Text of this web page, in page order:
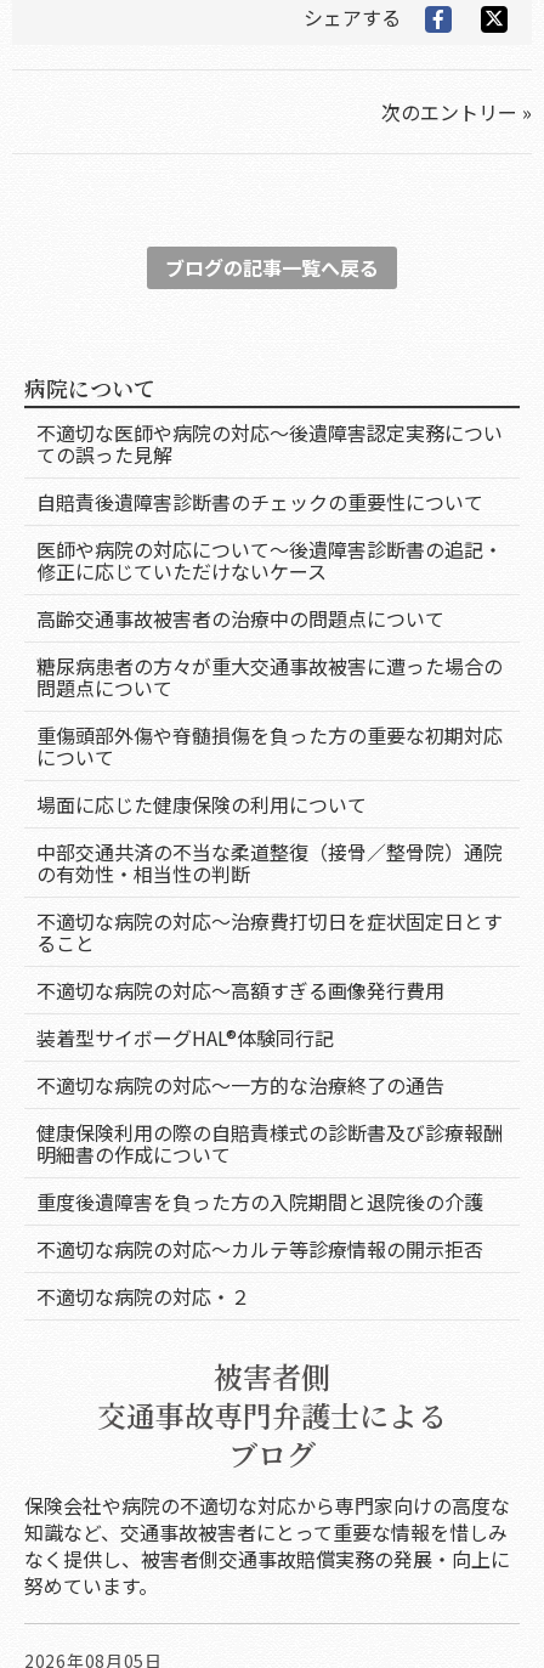
シェアする
次のエントリー »
ブログの記事一覧へ戻る
病院について
不適切な医師や病院の対応～後遺障害認定実務につい
ての誤った見解
自賠責後遺障害診断書のチェックの重要性について
医師や病院の対応について～後遺障害診断書の追記・
修正に応じていただけないケース
高齢交通事故被害者の治療中の問題点について
糖尿病患者の方々が重大交通事故被害に遭った場合の
問題点について
重傷頭部外傷や脊髄損傷を負った方の重要な初期対応
について
場面に応じた健康保険の利用について
中部交通共済の不当な柔道整復（接骨／整骨院）通院
の有効性・相当性の判断
不適切な病院の対応～治療費打切日を症状固定日とす
ること
不適切な病院の対応～高額すぎる画像発行費用
装着型サイボーグHAL®体験同行記
不適切な病院の対応～一方的な治療終了の通告
健康保険利用の際の自賠責様式の診断書及び診療報酬
明細書の作成について
重度後遺障害を負った方の入院期間と退院後の介護
不適切な病院の対応～カルテ等診療情報の開示拒否
不適切な病院の対応・２
被害者側
交通事故専門弁護士による
ブログ
保険会社や病院の不適切な対応から専門家向けの高度な
知識など、交通事故被害者にとって重要な情報を惜しみ
なく提供し、被害者側交通事故賠償実務の発展・向上に
努めています。
2026年08月05日